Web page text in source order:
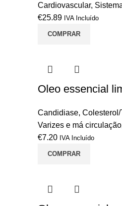
Cardiovascular,
€25.89 IVA Incluído
COMPRAR
Oleo essencial
Candidiase,
Varizes e má circulação
€7.20 IVA Incluído
COMPRAR